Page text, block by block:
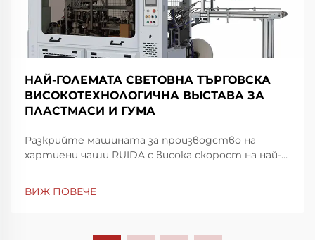
НАЙ-ГОЛЕМАТА СВЕТОВНА ТЪРГОВСКА
ВИСОКОТЕХНОЛОГИЧНА ВЫСТАВА ЗА
ПЛАСТМАСИ И ГУМА
Разкрийте машината за производство на
хартиени чаши RUIDA с висока скорост на най-
прецизността на производството —
ВИЖ ПОВЕЧЕ